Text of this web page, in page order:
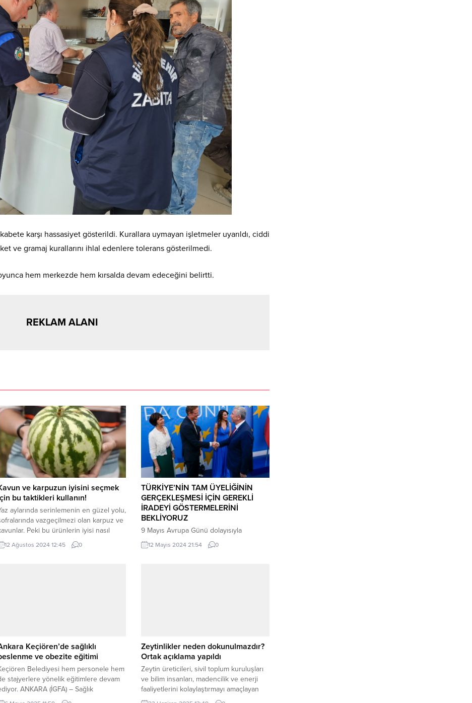
karşı hassasiyet gösterildi. Kurallara uymayan işletmeler uyarıldı, ciddi
ve gramaj kurallarını ihlal edenlere tolerans gösterilmedi.
hem merkezde hem kırsalda devam edeceğini belirtti.
REKLAM ALANI
ve karpuzun iyisini seçmek
bu taktikleri kullanın!
aylarında serinlemenin en güzel yolu,
vazgeçilmezi olan karpuz ve
Peki bu ürünlerin iyisi nasıl
BURSA (İGFA) – Kimse kelek
ve karpuzla karşılaşmak istemiyor.
12 Ağustos 2024 12:45 0
TÜRKİYE’NİN TAM ÜYELİĞİNİN
GERÇEKLEŞMESİ İÇİN GEREKLİ
İRADEYİ GÖSTERMELERİNİ
BEKLİYORUZ
9 Mayıs Avrupa Günü dolayısıyla
düzenlenen resepsiyona katılan Ankara
Büyükşehir Belediye Başkanı Mansur
12 Mayıs 2024 21:54 0
Keçiören’de sağlıklı
ve obezite eğitimi
Belediyesi hem personele hem
stajyerlere yönelik eğitimlere devam
ANKARA (İGFA) – Sağlık
“Sağlıklı Beslenen Aktif
Zeytinlikler neden dokunulmazdır?
Ortak açıklama yapıldı
Zeytin üreticileri, sivil toplum kuruluşları
ve bilim insanları, madencilik ve enerji
faaliyetlerini kolaylaştırmayı amaçlayan
torba yasa teklifine sert tepki gösterdi.